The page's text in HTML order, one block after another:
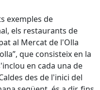
exemples de
els restaurants de
al Mercat de l'Olla
que consisteix en la
en cada una de
des de l'inici del